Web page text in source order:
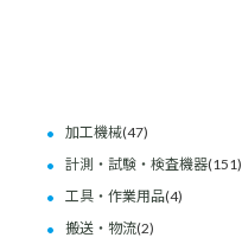
加工機械(47)
計測・試験・検査機器(151)
工具・作業用品(4)
搬送・物流(2)